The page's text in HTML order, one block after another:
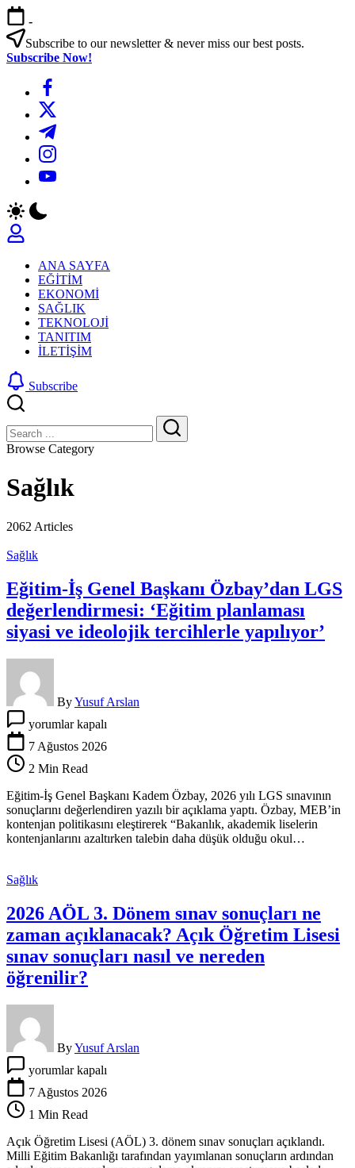
Skip
to
content
-
Subscribe to our newsletter & never miss our best posts.
Subscribe Now!
https://www.facebook.com/
https://twitter.com/
https://t.me/
https://www.instagram.com/
https://youtube.com/
ANA SAYFA
EĞİTİM
EKONOMİ
SAĞLIK
TEKNOLOJİ
TANITIM
İLETİŞİM
Subscribe
Search
Search
Browse Category
Sağlık
2062 Articles
Sağlık
Eğitim-İş Genel Başkanı Özbay’dan LGS
değerlendirmesi: ‘Eğitim planlaması
siyasi ve ideolojik tercihlerle yapılıyor’
ByYusuf Arslan
İş
Genel
Özbay’dan
LGS
değerlendirmesi:
‘Eğitim
planlaması
siyasi
ideolojik
tercihlerle
yapılıyor’
için
yorumlar kapalı
7 Ağustos 2026
2 Min Read
Eğitim-İş Genel Başkanı Kadem Özbay, 2026 yılı LGS sınavının
sonuçlarını değerlendiren yazılı bir açıklama yaptı. Özbay, MEB’in
kontenjan politikasını eleştirerek “Bakanlık, akademik liselerin
kontenjanlarını azaltırken talebin daha düşük olduğu okul…
Sağlık
2026 AÖL 3. Dönem sınav sonuçları ne
zaman açıklanacak? Açık Öğretim Lisesi
sınav sonuçları nasıl ve nereden
öğrenilir?
ByYusuf Arslan
AÖL
3.
sınav
sonuçları
ne
zaman
yorumlar kapalı
7 Ağustos 2026
1 Min Read
Açık Öğretim Lisesi (AÖL) 3. dönem sınav sonuçları açıklandı.
Milli Eğitim Bakanlığı tarafından yayımlanan sonuçların ardından